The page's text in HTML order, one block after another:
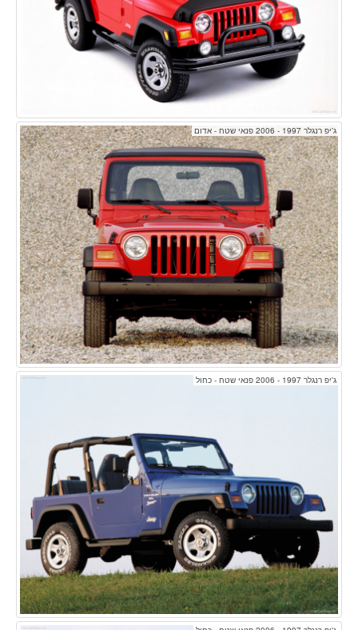
ג'יפ רנגלר 1997 - 2006 פנאי שטח - אדום
ג'יפ רנגלר 1997 - 2006 פנאי שטח - כחול